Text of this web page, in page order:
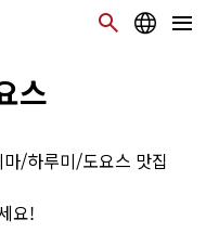
스
/하루미/도요스 맛집
요!